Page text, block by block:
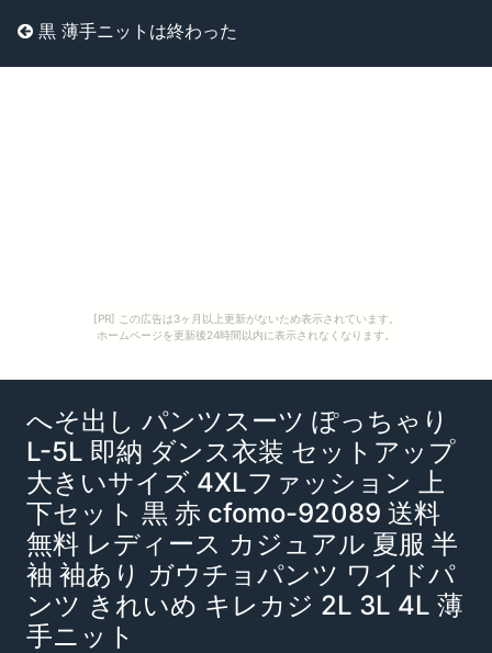
[PR] この広告は3ヶ月以上更新がないため表示されています。
ホームページを更新後24時間以内に表示されなくなります。
黒 薄手ニットは終わった
へそ出し パンツスーツ ぽっちゃり
L-5L 即納 ダンス衣装 セットアップ
大きいサイズ 4XLファッション 上
下セット 黒 赤 cfomo-92089 送料
無料 レディース カジュアル 夏服 半
袖 袖あり ガウチョパンツ ワイドパ
ンツ きれいめ キレカジ 2L 3L 4L 薄
手ニット